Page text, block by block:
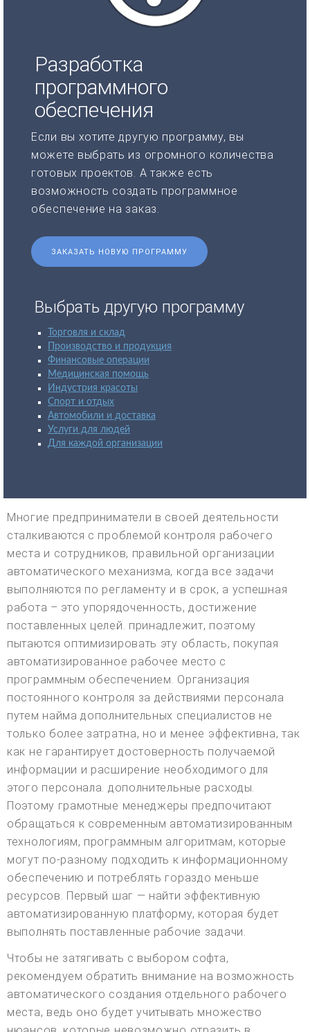
Разработка
программного
обеспечения
Если вы хотите другую программу, вы
можете выбрать из огромного количества
готовых проектов. А также есть
возможность создать программное
обеспечение на заказ.
ЗАКАЗАТЬ НОВУЮ ПРОГРАММУ
Выбрать другую программу
Торговля и склад
Производство и продукция
Финансовые операции
Медицинская помощь
Индустрия красоты
Спорт и отдых
Автомобили и доставка
Услуги для людей
Для каждой организации
Многие предприниматели в своей деятельности
сталкиваются с проблемой контроля рабочего
места и сотрудников, правильной организации
автоматического механизма, когда все задачи
выполняются по регламенту и в срок, а успешная
работа – это упорядоченность, достижение
поставленных целей. принадлежит, поэтому
пытаются оптимизировать эту область, покупая
автоматизированное рабочее место с
программным обеспечением. Организация
постоянного контроля за действиями персонала
путем найма дополнительных специалистов не
только более затратна, но и менее эффективна, так
как не гарантирует достоверность получаемой
информации и расширение необходимого для
этого персонала. дополнительные расходы.
Поэтому грамотные менеджеры предпочитают
обращаться к современным автоматизированным
технологиям, программным алгоритмам, которые
могут по-разному подходить к информационному
обеспечению и потреблять гораздо меньше
ресурсов. Первый шаг — найти эффективную
автоматизированную платформу, которая будет
выполнять поставленные рабочие задачи.
Чтобы не затягивать с выбором софта,
рекомендуем обратить внимание на возможность
автоматического создания отдельного рабочего
места, ведь оно будет учитывать множество